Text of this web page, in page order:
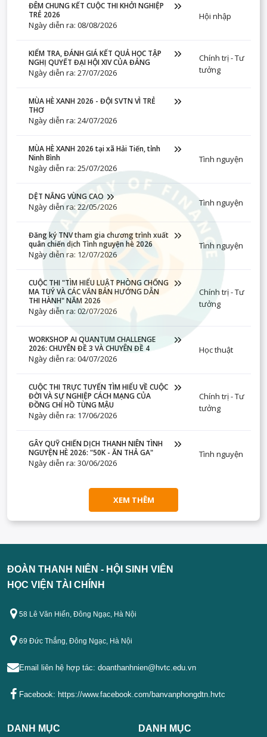
ĐÊM CHUNG KẾT CUỘC THI KHỞI NGHIỆP
TRẺ 2026
Ngày diễn ra: 08/08/2026
Hội nhập
KIỂM TRA, ĐÁNH GIÁ KẾT QUẢ HỌC TẬP
NGHỊ QUYẾT ĐẠI HỘI XIV CỦA ĐẢNG
Ngày diễn ra: 27/07/2026
Chính trị - Tư
tưởng
MÙA HÈ XANH 2026 - ĐỘI SVTN VÌ TRẺ
THƠ
Ngày diễn ra: 24/07/2026
MÙA HÈ XANH 2026 tại xã Hải Tiến, tỉnh
Ninh Bình
Ngày diễn ra: 25/07/2026
Tình nguyện
DỆT NẮNG VÙNG CAO
Ngày diễn ra: 22/05/2026 Tình nguyện
Đăng ký TNV tham gia chương trình xuất
quân chiến dịch Tình nguyện hè 2026
Ngày diễn ra: 12/07/2026
Tình nguyện
CUỘC THI "TÌM HIỂU LUẬT PHÒNG CHỐNG
MA TUÝ VÀ CÁC VĂN BẢN HƯỚNG DẪN
THI HÀNH" NĂM 2026
Ngày diễn ra: 02/07/2026
Chính trị - Tư
tưởng
WORKSHOP AI QUANTUM CHALLENGE
2026: CHUYÊN ĐỀ 3 VÀ CHUYÊN ĐỀ 4
Ngày diễn ra: 04/07/2026
Học thuật
CUỘC THI TRỰC TUYẾN TÌM HIỂU VỀ CUỘC
ĐỜI VÀ SỰ NGHIỆP CÁCH MẠNG CỦA
ĐỒNG CHÍ HỒ TÙNG MẬU
Ngày diễn ra: 17/06/2026
Chính trị - Tư
tưởng
GÂY QUỸ CHIẾN DỊCH THANH NIÊN TÌNH
NGUYỆN HÈ 2026: "50K - ĂN THẢ GA"
Ngày diễn ra: 30/06/2026
Tình nguyện
XEM THÊM
ĐOÀN THANH NIÊN - HỘI SINH VIÊN
HỌC VIỆN TÀI CHÍNH
58 Lê Văn Hiến, Đông Ngạc, Hà Nội
69 Đức Thắng, Đông Ngạc, Hà Nội
Email liên hệ hợp tác: doanthanhnien@hvtc.edu.vn
Facebook: https://www.facebook.com/banvanphongdtn.hvtc
DANH MỤC DANH MỤC